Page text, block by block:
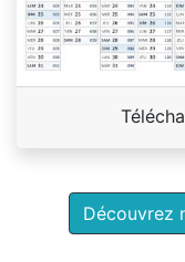
Découvrez